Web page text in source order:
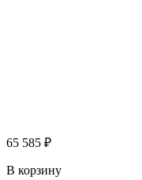
65 585 ₽
В корзину